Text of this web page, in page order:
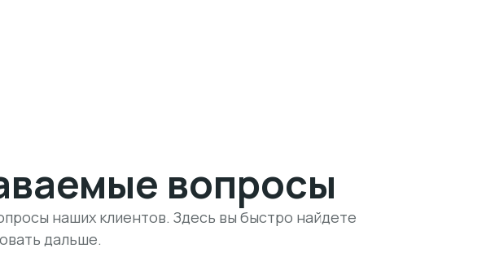
вопросы
наших клиентов. Здесь вы быстро найдете
дальше.